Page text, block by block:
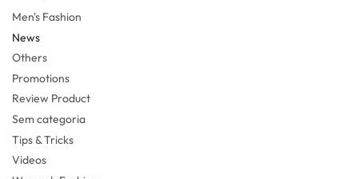
Men's Fashion
News
Others
Promotions
Review Product
Sem categoria
Tips & Tricks
Videos